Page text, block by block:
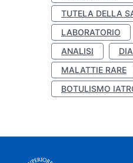
TUTELA DELLA
LABORATORIO
ANALISI
MALATTIE RARE
BOTULISMO